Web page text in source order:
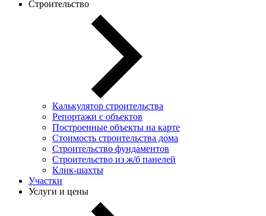
Строительство
Калькулятор строительства
Репортажи с объектов
Построенные объекты на карте
Стоимость строительства дома
Строительство фундаментов
Строительство из ж/б панелей
Клик-шахты
Участки
Услуги и цены